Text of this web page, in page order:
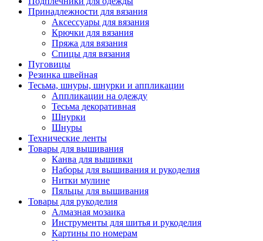
Принадлежности для вязания
Аксессуары для вязания
Крючки для вязания
Пряжа для вязания
Спицы для вязания
Пуговицы
Резинка швейная
Тесьма, шнуры, шнурки и аппликации
Аппликации на одежду
Тесьма декоративная
Шнурки
Шнуры
Технические ленты
Товары для вышивания
Канва для вышивки
Наборы для вышивания и рукоделия
Нитки мулине
Пяльцы для вышивания
Товары для рукоделия
Алмазная мозаика
Инструменты для шитья и рукоделия
Картины по номерам